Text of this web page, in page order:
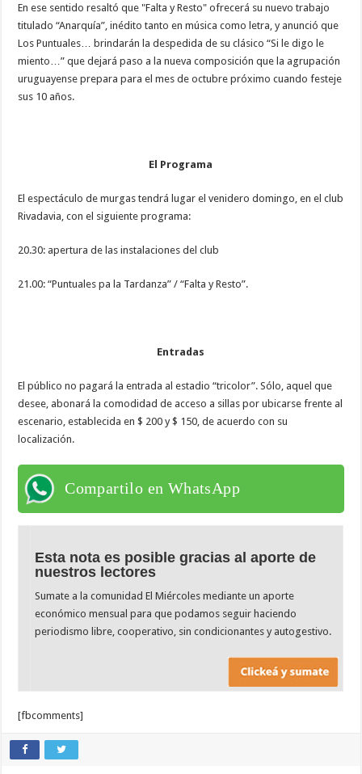
En ese sentido resaltó que "Falta y Resto" ofrecerá su nuevo trabajo
titulado “Anarquía”, inédito tanto en música como letra, y anunció que
Los Puntuales… brindarán la despedida de su clásico “Si le digo le
miento…” que dejará paso a la nueva composición que la agrupación
uruguayense prepara para el mes de octubre próximo cuando festeje
sus 10 años.
El Programa
El espectáculo de murgas tendrá lugar el venidero domingo, en el club
Rivadavia, con el siguiente programa:
20.30: apertura de las instalaciones del club
21.00: “Puntuales pa la Tardanza” / “Falta y Resto”.
Entradas
El público no pagará la entrada al estadio “tricolor”. Sólo, aquel que
desee, abonará la comodidad de acceso a sillas por ubicarse frente al
escenario, establecida en $ 200 y $ 150, de acuerdo con su
localización.
Compartilo en WhatsApp
Esta nota es posible gracias al aporte de
nuestros lectores
Sumate a la comunidad El Miércoles mediante un aporte
económico mensual para que podamos seguir haciendo
periodismo libre, cooperativo, sin condicionantes y autogestivo.
[fbcomments]